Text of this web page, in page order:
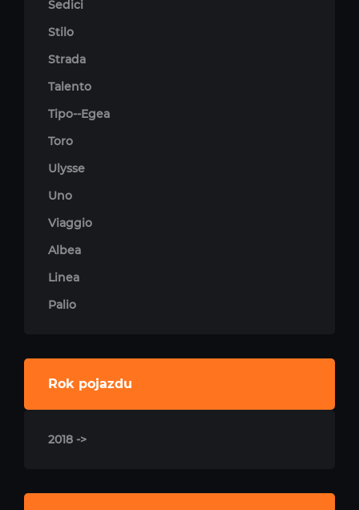
Sedici
Stilo
Strada
Talento
Tipo--Egea
Toro
Ulysse
Uno
Viaggio
Albea
Linea
Palio
Rok pojazdu
2018 ->